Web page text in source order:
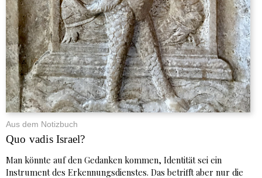
Aus dem Notizbuch
Quo vadis Israel?
Man könnte auf den Gedanken kommen, Identität sei ein
Instrument des Erkennungsdienstes. Das betrifft aber nur die